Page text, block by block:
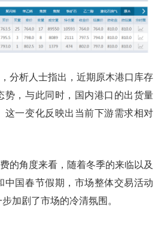
析人士指出，近期原木港口库存
势，与此同时，国内港口的出货量
这一变化反映出当前下游需求相对
角度来看，随着冬季的来临以及
中国春节假期，市场整体交易活动
加剧了市场的冷清氛围。